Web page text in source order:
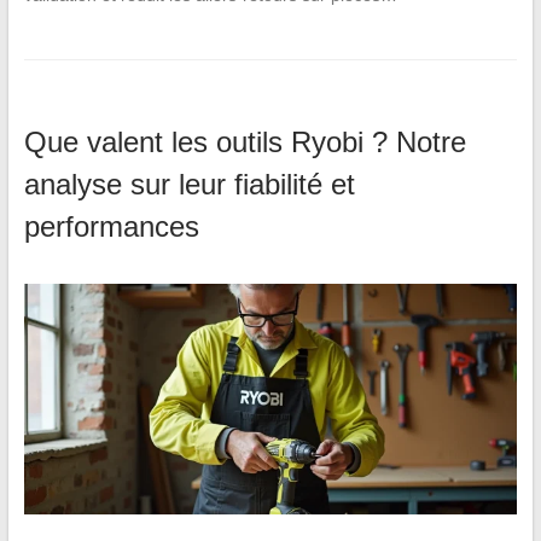
Que valent les outils Ryobi ? Notre
analyse sur leur fiabilité et
performances